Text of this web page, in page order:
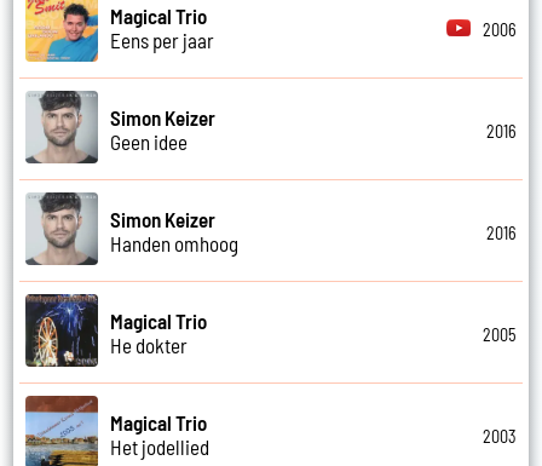
Magical Trio
Eens per jaar
2006
Simon Keizer
Geen idee
2016
Simon Keizer
Handen omhoog
2016
Magical Trio
He dokter
2005
Magical Trio
Het jodellied
2003